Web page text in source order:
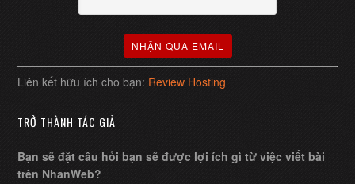
Liên kết hữu ích cho bạn: Review Hosting
TRỞ THÀNH TÁC GIẢ
Bạn sẽ đặt câu hỏi bạn sẽ được lợi ích gì từ việc viết bài
trên NhanWeb?